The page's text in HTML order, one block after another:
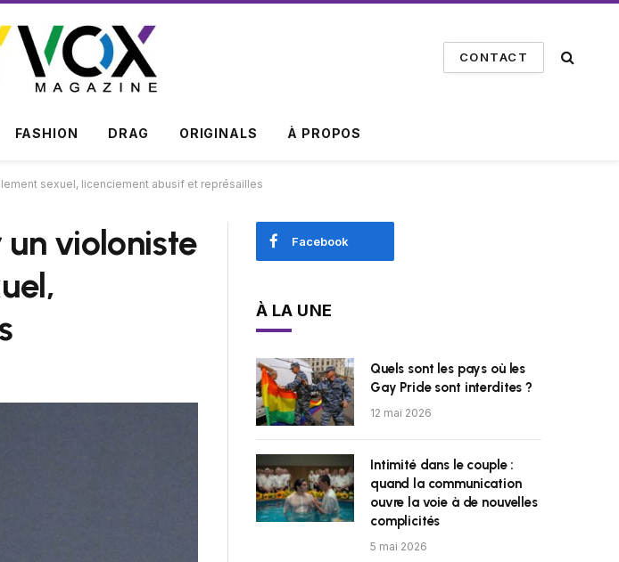
CONTACT
FASHION DRAG ORIGINALS À PROPOS
sexuel, licenciement abusif et représailles
violoniste
Facebook
À LA UNE
Quels sont les pays où les
Gay Pride sont interdites ?
12 mai 2026
Intimité dans le couple :
quand la communication
ouvre la voie à de nouvelles
complicités
5 mai 2026